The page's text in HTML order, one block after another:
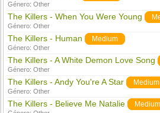
Género:Other
The Killers - When You Were Young
Género:Other
The Killers - Human Medium
Género:Other
The Killers - A White Demon Love Song
Género:Other
The Killers - Andy You're A Star Medium
Género:Other
The Killers - Believe Me Natalie Medium